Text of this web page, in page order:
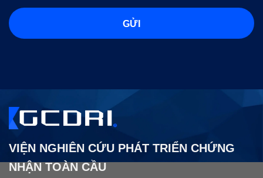
VIỆN NGHIÊN CỨU PHÁT TRIỂN CHỨNG
NHẬN TOÀN CẦU